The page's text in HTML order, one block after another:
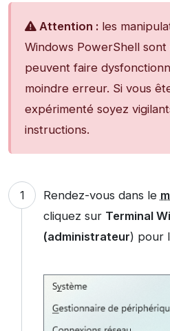
Attention : les
Windows PowerShell sont
peuvent faire
moindre erreur. Si vous
expérimenté soyez
instructions.
Rendez-vous dans le
cliquez sur Terminal
(administrateur) pour